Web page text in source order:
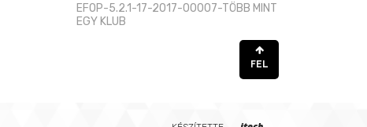
EFOP-5.2.1-17-2017-00007-TÖBB MINT
EGY KLUB
FEL